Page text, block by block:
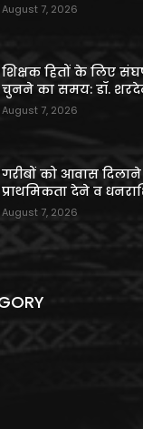
August 7, 2026
शिक्षक हितों के लिए
चुनने का समय: डॉ.
August 7, 2026
गरीबों को आवास दिलाने
प्राथमिकता देने व
August 7, 2026